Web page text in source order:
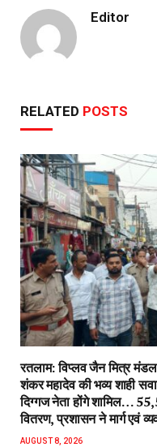
Editor
RELATED POSTS
रतलाम: विप्लव जैन मित्र मंडल
शंकर महादेव की भव्य शाही
दिग्गज नेता होंगे शामिल…
वितरण, प्रशासन ने मार्ग एवं
AUGUST 8, 2026